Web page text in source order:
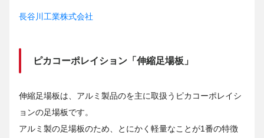
長谷川工業株式会社
ピカコーポレイション「伸縮足場板」
伸縮足場板は、アルミ製品のを主に取扱うピカコーポレイシ
ョンの足場板です。
アルミ製の足場板のため、とにかく軽量なことが1番の特徴